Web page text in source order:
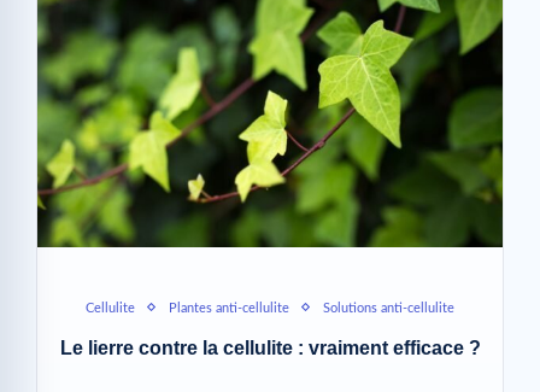
Cellulite Plantes anti-cellulite Solutions anti-cellulite
Le lierre contre la cellulite : vraiment efficace ?